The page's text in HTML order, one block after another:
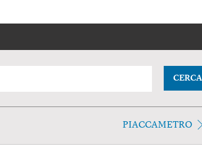
CERCA
PIACCAMETRO